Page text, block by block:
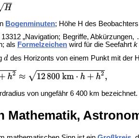
Bogenminuten; Höhe H des
„Navigation; Begriffe,
als Formelzeichenwird für die Seefahrt k
des Horizonts von einem Punkt mit der
von ungefähr 6 400 km
Mathematik,